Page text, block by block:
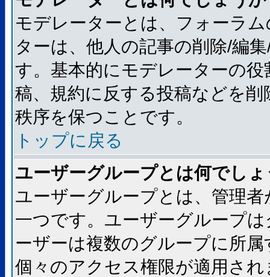
モデレーターとは、フォーラ
ターは、他人の記事の削除/編
す。基本的にモデレーターの
稿、規約に反する投稿などを
秩序を保つことです。
トップに戻る
ユーザーグループとは何でし
ユーザーグループとは、管理
一つです。ユーザーグループ
ーザーは複数のグループに所
個々のアクセス権限が適用さ